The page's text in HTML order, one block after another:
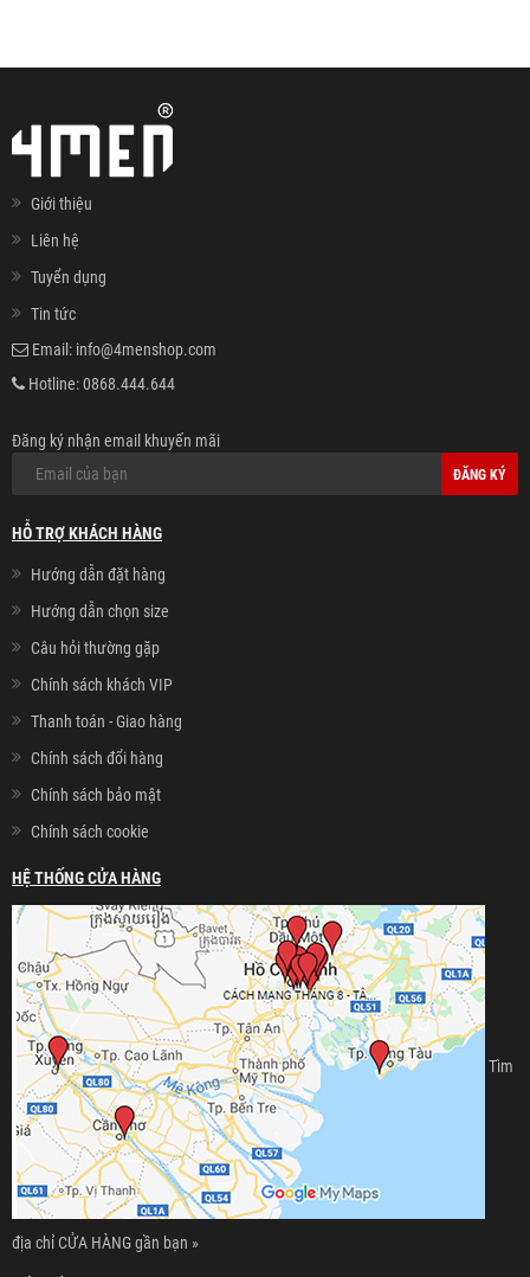
Giới thiệu
Liên hệ
Tuyển dụng
Tin tức
Email: info@4menshop.com
Hotline:0868.444.644
Đăng ký nhận email khuyến mãi
ĐĂNG KÝ
HỖ TRỢ KHÁCH HÀNG
Hướng dẫn đặt hàng
Hướng dẫn chọn size
Câu hỏi thường gặp
Chính sách khách VIP
Thanh toán - Giao hàng
Chính sách đổi hàng
Chính sách bảo mật
Chính sách cookie
HỆ THỐNG CỬA HÀNG
Tìm
địa chỉ CỬA HÀNG gần bạn »